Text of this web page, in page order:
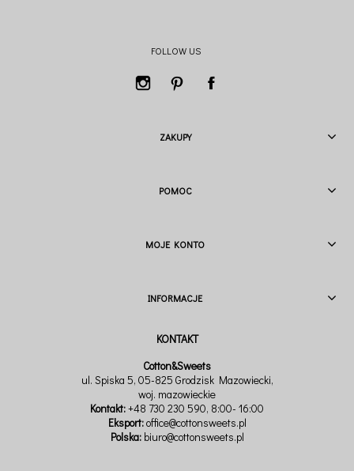
FOLLOW US
ZAKUPY
POMOC
MOJE KONTO
INFORMACJE
Cotton&Sweets
ul. Spiska 5, 05-825 Grodzisk Mazowiecki,
woj. mazowieckie
Kontakt:+48 730 230 590, 8:00- 16:00
Eksport:office@cottonsweets.pl
Polska: biuro@cottonsweets.pl